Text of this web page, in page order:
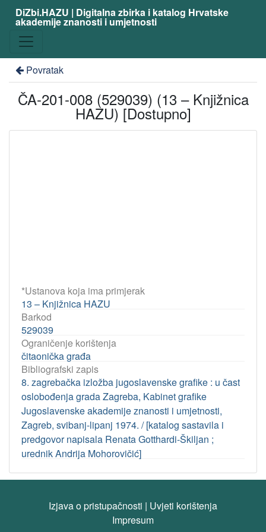
DiZbi.HAZU | Digitalna zbirka i katalog Hrvatske
akademije znanosti i umjetnosti
Povratak
ČA-201-008 (529039) (13 – Knjižnica
HAZU) [Dostupno]
*Ustanova koja ima primjerak
13 – Knjižnica HAZU
Barkod
529039
Ograničenje korištenja
čitaonička građa
Bibliografski zapis
8. zagrebačka izložba jugoslavenske grafike : u čast
oslobođenja grada Zagreba, Kabinet grafike
Jugoslavenske akademije znanosti i umjetnosti,
Zagreb, svibanj-lipanj 1974. / [katalog sastavila i
predgovor napisala Renata Gotthardi-Škiljan ;
urednik Andrija Mohorovičić]
Izjava o pristupačnosti | Uvjeti korištenja
Impresum